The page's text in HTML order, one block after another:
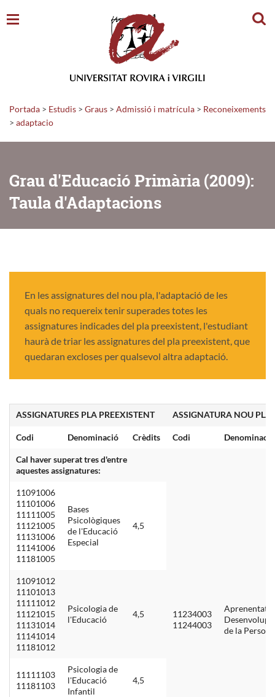
Portada > Estudis > Graus > Admissió i matrícula > Reconeixements
> adaptacio
Grau d'Educació Primària (2009):
Taula d'Adaptacions
En les assignatures del nou pla, l'adaptació de les
quals no requereix tenir superades totes les
assignatures indicades del pla preexistent, l'estudiant
haurà de triar les assignatures del pla preexistent, que
quedaran excloses per qualsevol altra adaptació.
ASSIGNATURES PLA PREEXISTENT ASSIGNATURA NOU PLA
Codi Denominació Crèdits Codi Denominació
Cal haver superat tres d'entre
aquestes assignatures:
11234003
11244003
de la
11091006
11101006
11111005
11121005
11131006
11141006
11181005
Bases
Psicològiques
de l'Educació
Especial
4,5
11091012
11101013
11111012
11121015
11131014
11141014
11181012
Psicologia de
l'Educació
4,5
11111103
11181103
Psicologia de
l'Educació
Infantil
4,5